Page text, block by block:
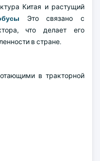
Китая и растущий
Это связано с
что делает его
в стране.
в тракторной